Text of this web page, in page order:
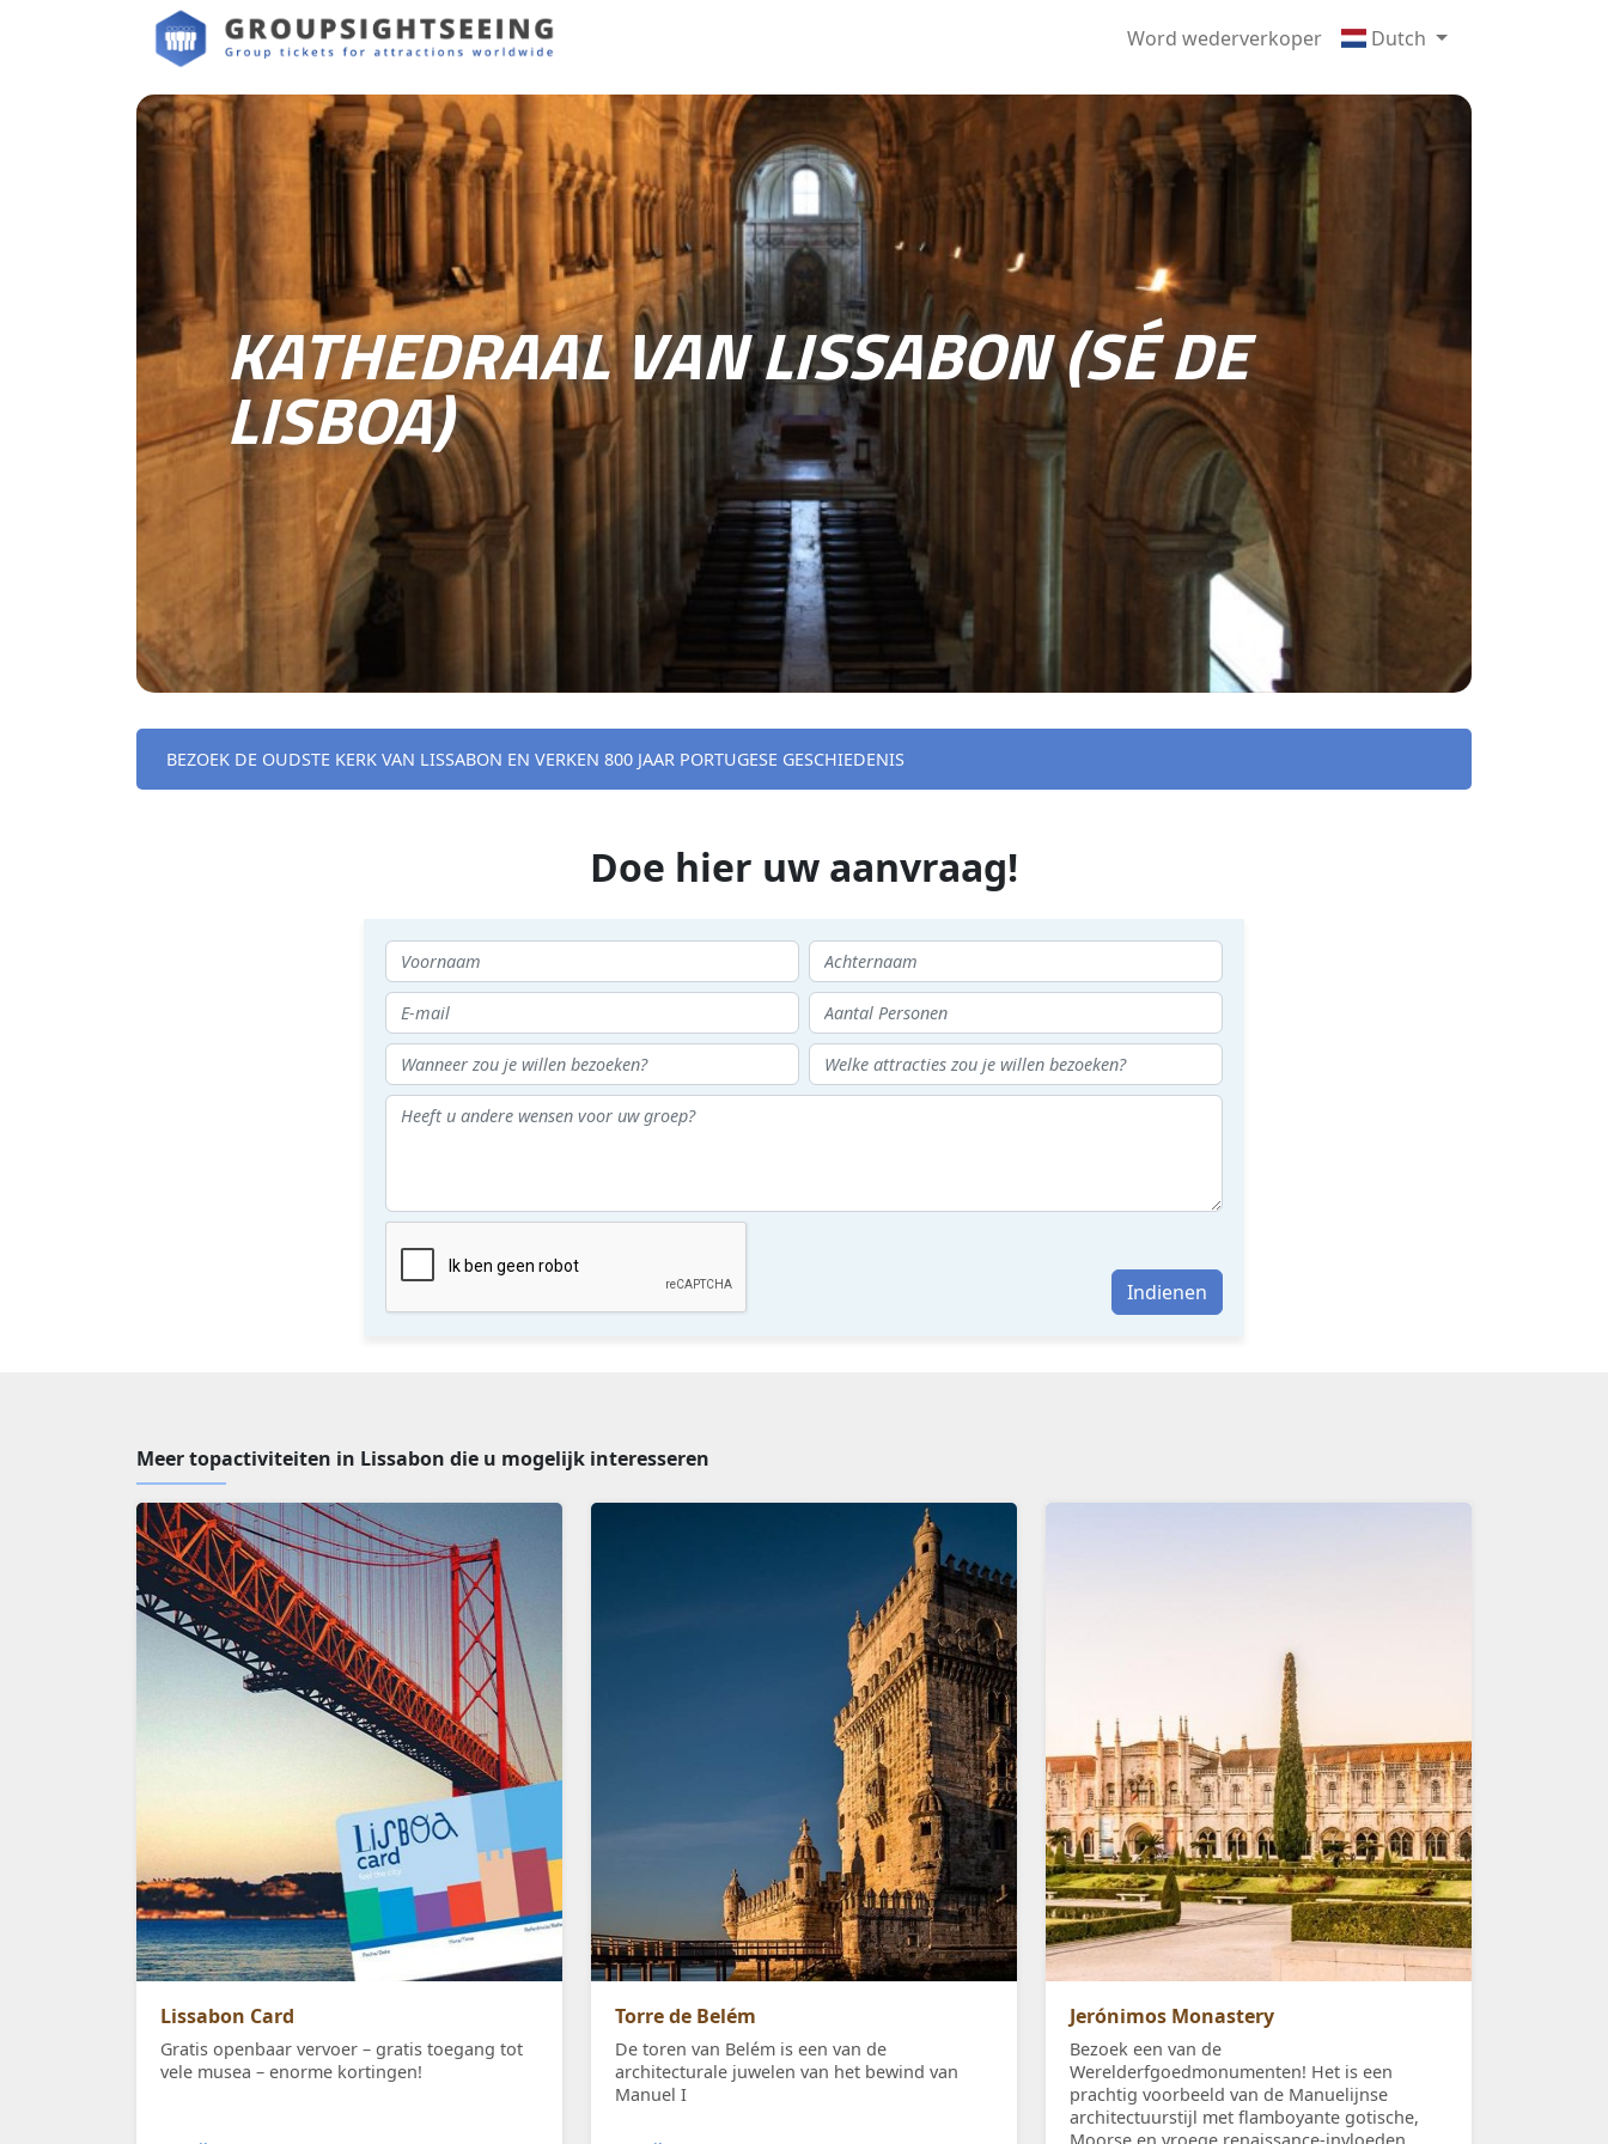
Word wederverkoper Dutch
KATHEDRAAL VAN LISSABON (SÉ DE
LISBOA)
BEZOEK DE OUDSTE KERK VAN LISSABON EN VERKEN 800 JAAR PORTUGESE GESCHIEDENIS
Doe hier uw aanvraag!
Indienen
Meer topactiviteiten in Lissabon die u mogelijk interesseren
Lissabon Card
Gratis openbaar vervoer – gratis toegang tot
vele musea – enorme kortingen!
Torre de Belém
De toren van Belém is een van de
architecturale juwelen van het bewind van
Manuel I
Jerónimos Monastery
Bezoek een van de
Werelderfgoedmonumenten! Het is een
prachtig voorbeeld van de Manuelijnse
architectuurstijl met flamboyante gotische,